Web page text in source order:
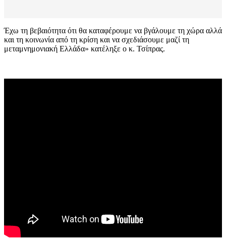
Έχω τη βεβαιότητα ότι θα καταφέρουμε να βγάλουμε τη χώρα αλλά
και τη κοινωνία από τη κρίση και να σχεδιάσουμε μαζί τη
μεταμνημονιακή Ελλάδα» κατέληξε ο κ. Τσίπρας.